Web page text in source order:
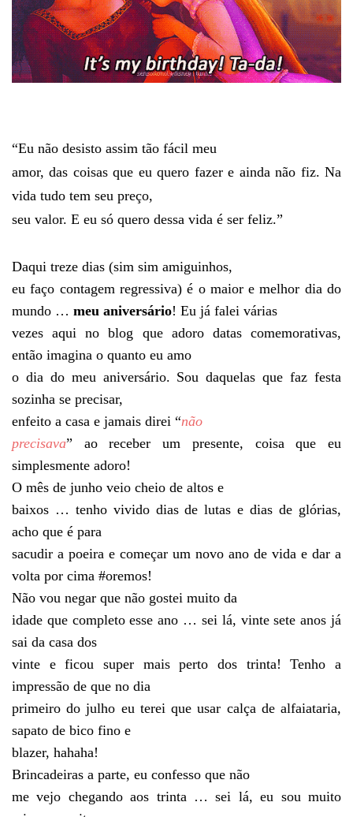
“Eu não desisto assim tão fácil meu
amor, das coisas que eu quero fazer e ainda não fiz. Na
vida tudo tem seu preço,
seu valor. E eu só quero dessa vida é ser feliz.”
Daqui treze dias (sim sim amiguinhos,
eu faço contagem regressiva) é o maior e melhor dia do
mundo … meu aniversário! Eu já falei várias
vezes aqui no blog que adoro datas comemorativas,
então imagina o quanto eu amo
o dia do meu aniversário. Sou daquelas que faz festa
sozinha se precisar,
enfeito a casa e jamais direi “não
precisava” ao receber um presente, coisa que eu
simplesmente adoro!
O mês de junho veio cheio de altos e
baixos … tenho vivido dias de lutas e dias de glórias,
acho que é para
sacudir a poeira e começar um novo ano de vida e dar a
volta por cima #oremos!
Não vou negar que não gostei muito da
idade que completo esse ano … sei lá, vinte sete anos já
sai da casa dos
vinte e ficou super mais perto dos trinta! Tenho a
impressão de que no dia
primeiro do julho eu terei que usar calça de alfaiataria,
sapato de bico fino e
blazer, hahaha!
Brincadeiras a parte, eu confesso que não
me vejo chegando aos trinta … sei lá, eu sou muito